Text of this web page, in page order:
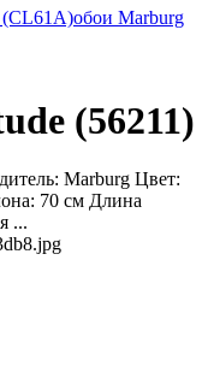
(CL61A)обои Marburg
(56211)
Marburg Цвет:
70 см Длина
...